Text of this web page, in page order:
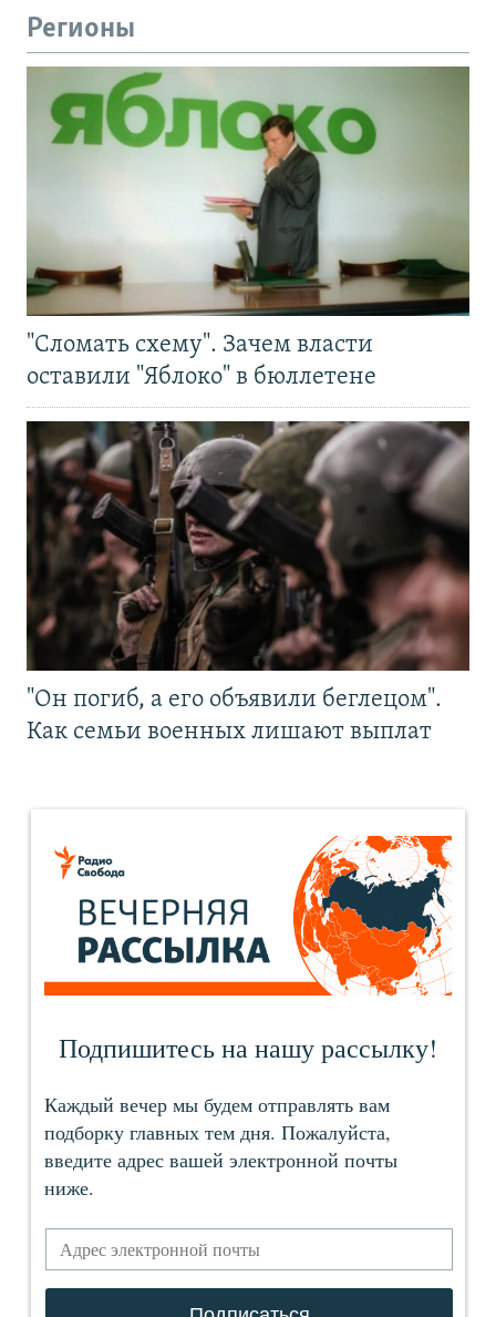
Регионы
"Сломать схему". Зачем власти
оставили "Яблоко" в бюллетене
"Он погиб, а его объявили беглецом".
Как семьи военных лишают выплат